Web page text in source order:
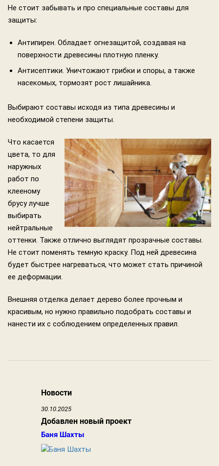
Не стоит забывать и про специальные составы для
защиты:
Антипирен. Обладает огнезащитой, создавая на
поверхности древесины плотную пленку.
Антисептики. Уничтожают грибки и споры, а также
насекомых, тормозят рост лишайника.
Выбирают составы исходя из типа древесины и
необходимой степени защиты.
Что касается
цвета, то для
наружных
работ по
клееному
брусу лучше
выбирать
нейтральные
оттенки. Также отлично выглядят прозрачные составы.
Не стоит поменять темную краску. Под ней древесина
будет быстрее нагреваться, что может стать причиной
ее деформации.
Внешняя отделка делает дерево более прочным и
красивым, но нужно правильно подобрать составы и
нанести их с соблюдением определенных правил.
Новости
30.10.2025
Добавлен новый проект
Баня Шахты